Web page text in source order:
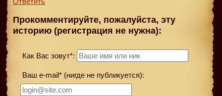
Прокомментируйте, пожалуйста, эту
историю (регистрация не нужна):
Как Вас зовут*:
Ваш e-mail* (нигде не публикуется):